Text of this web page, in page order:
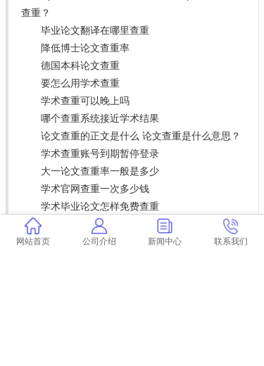
查重？
毕业论文翻译在哪里查重
降低博士论文查重率
德国本科论文查重
要怎么用学术查重
学术查重可以晚上吗
哪个查重系统接近学术结果
论文查重的正文是什么 论文查重是什么意思？
学术查重账号到期暂停登录
大一论文查重率一般是多少
学术官网查重一次多少钱
学术毕业论文怎样免费查重
中国学术sci论文查重
刚写完论文查重29多吗
网站首页 公司介绍 新闻中心 联系我们